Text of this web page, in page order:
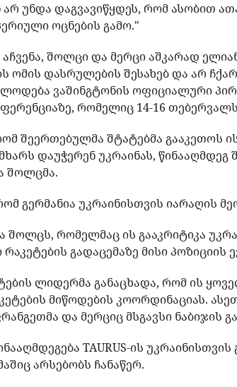
უნდა დაგვავიწყდეს, რომ ასობით
ოცნების გამო."
შოლცი და მერცი აშკარად
ომის დასრულების შესახებ და არ
ვაშინგტონის ოფიციალური
რომელიც 14-16
შეერთებულმა შტატებმა გააკეთოს
დაუჭერენ უკრაინას, წინააღმდეგ
შოლცმა.
გერმანია უკრაინისთვის იარაღის
შოლცს, რომელმაც ის გააკრიტიკა
გადაცემაზე მისი პოზიციის
ლიდერმა განაცხადა, რომ ის
მიწოდების კოორდინაციას.
და მერციც მსგავსი ნაბიჯის
TAURUS-ის უკრაინისთვის
არსებობს ჩანაწერ.